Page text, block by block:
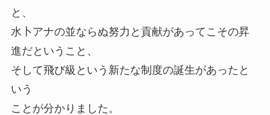
と、
水卜アナの並ならぬ努力と貢献があってこその昇
進だということ、
そして飛び級という新たな制度の誕生があったと
いう
ことが分かりました。